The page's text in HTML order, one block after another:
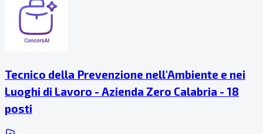
Tecnico della Prevenzione nell'Ambiente e nei
Luoghi di Lavoro - Azienda Zero Calabria - 18
posti